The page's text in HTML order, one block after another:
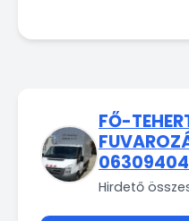
FŐ-
Hirdető